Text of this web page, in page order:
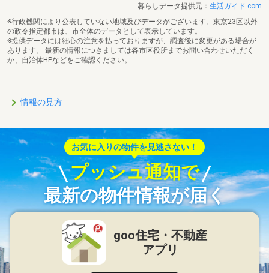
暮らしデータ提供元： 生活ガイド.com
※行政機関により公表していない地域及びデータがございます。東京23区以外
の政令指定都市は、市全体のデータとして表示しています。
※提供データには細心の注意を払っておりますが、調査後に変更がある場合が
あります。 最新の情報につきましては各市区役所までお問い合わせいただく
か、自治体HPなどをご確認ください。
情報の見方
お気に入りの物件を見逃さない！
プッシュ通知で
最新の物件情報が届く
goo住宅・不動産
アプリ